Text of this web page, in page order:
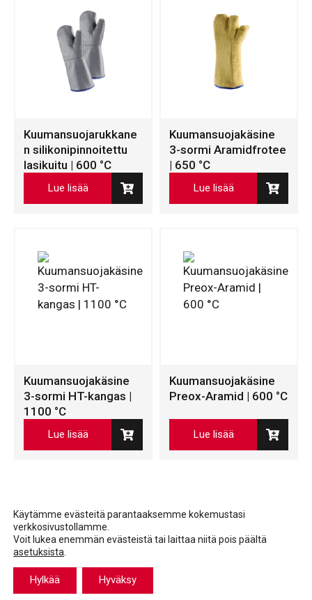
Kuumansuojarukkane
n silikonipinnoitettu
lasikuitu | 600 °C
Lue lisää
Kuumansuojakäsine
3-sormi Aramidfrotee
| 650 °C
Lue lisää
Kuumansuojakäsine
3-sormi HT-kangas |
1100 °C
Lue lisää
Kuumansuojakäsine
Preox-Aramid | 600 °C
Lue lisää
Käytämme evästeitä parantaaksemme kokemustasi
verkkosivustollamme.
Voit lukea enemmän evästeistä tai laittaa niitä pois päältä
asetuksista
Hyväksy
Hylkää